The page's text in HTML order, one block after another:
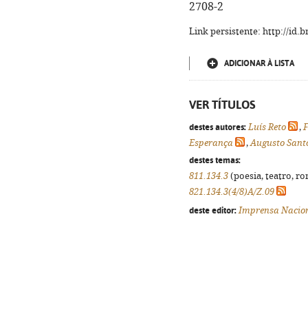
2708-2
Link persistente: http://
ADICIONAR À LISTA
VER TÍTULOS
destes autores: Luís Reto ,
Esperança
,Augusto
destes temas:
811.134.3 (poesia, teatro,
821.134.3(4/8)A/Z.09
deste editor: Imprensa